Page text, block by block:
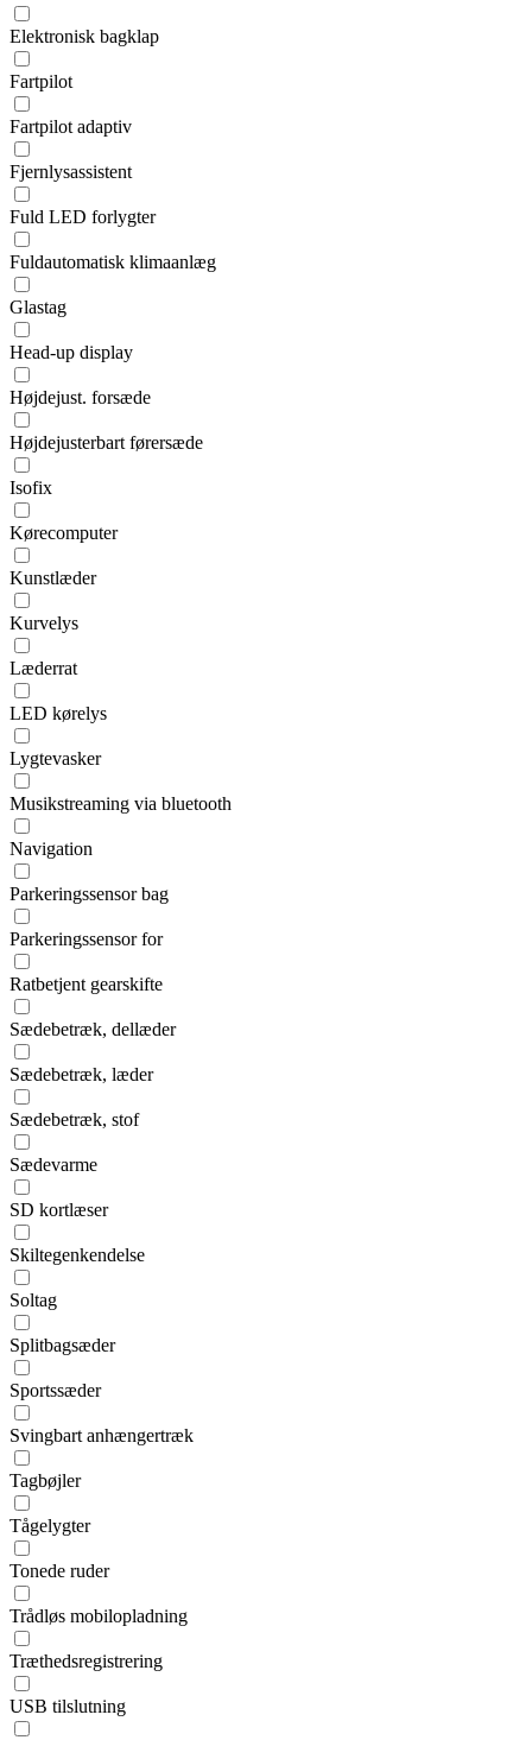
Elektronisk bagklap
Fartpilot
Fartpilot adaptiv
Fjernlysassistent
Fuld LED forlygter
Fuldautomatisk klimaanlæg
Glastag
Head-up display
Højdejust. forsæde
Højdejusterbart førersæde
Isofix
Kørecomputer
Kunstlæder
Kurvelys
Læderrat
LED kørelys
Lygtevasker
Musikstreaming via bluetooth
Navigation
Parkeringssensor bag
Parkeringssensor for
Ratbetjent gearskifte
Sædebetræk, dellæder
Sædebetræk, læder
Sædebetræk, stof
Sædevarme
SD kortlæser
Skiltegenkendelse
Soltag
Splitbagsæder
Sportssæder
Svingbart anhængertræk
Tagbøjler
Tågelygter
Tonede ruder
Trådløs mobilopladning
Træthedsregistrering
USB tilslutning